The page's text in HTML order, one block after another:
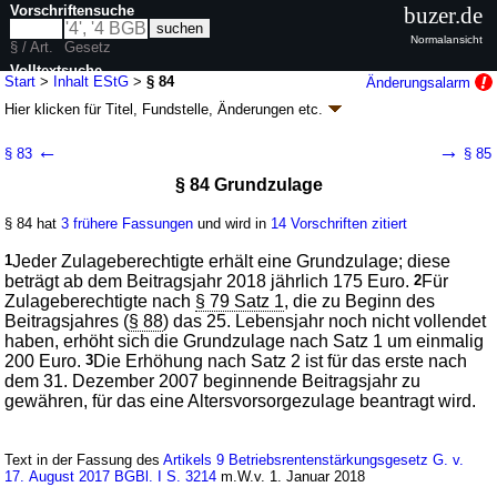
Start > Inhalt EStG >§ 84
Änderungsalarm
Hier klicken fürTitel, Fundstelle, Änderungen etc.
G. v. 29.06.2026 BGBl. 2026 I Nr. 197
Vermögensabgaben
XI. Altersvorsorgezulage
§ 83 ← → § 85
§ 84 Grundzulage
§ 84 hat3 frühere Fassungen und wird in 14 Vorschriften zitiert
1Jeder Zulageberechtigte erhält eine Grundzulage; diese
beträgt ab dem Beitragsjahr 2018 jährlich 175 Euro.2Für
Zulageberechtigte nach § 79 Satz 1, die zu Beginn des
Beitragsjahres (§ 88) das 25. Lebensjahr noch nicht vollendet
haben, erhöht sich die Grundzulage nach Satz 1 um einmalig
200 Euro.3Die Erhöhung nach Satz 2 ist für das erste nach
dem 31. Dezember 2007 beginnende Beitragsjahr zu
gewähren, für das eine Altersvorsorgezulage beantragt wird.
Text in der Fassung desArtikels 9 Betriebsrentenstärkungsgesetz G. v.
17. August 2017 BGBl. I S. 3214 m.W.v. 1. Januar 2018
Vorschriftensuche
§ / Art.
Gesetz
Volltextsuche
nur in EStG
buzer.de
Normalansicht